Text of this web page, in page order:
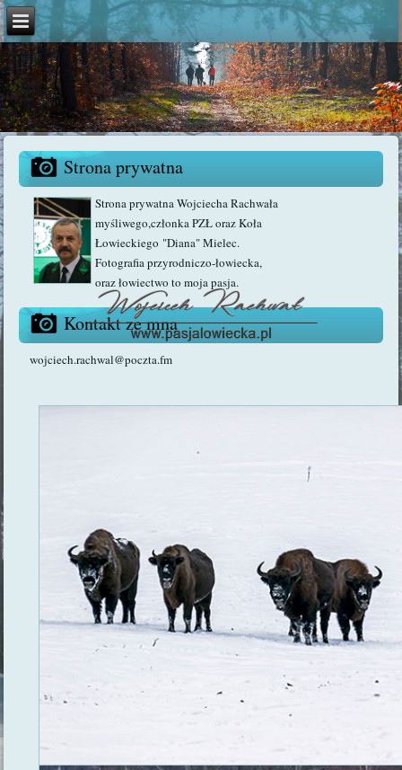
Strona prywatna
Strona prywatna Wojciecha Rachwała
myśliwego,członka PZŁ oraz Koła
Łowieckiego "Diana" Mielec.
Fotografia przyrodniczo-łowiecka,
oraz łowiectwo to moja pasja.
Kontakt ze mną
wojciech.rachwal@poczta.fm